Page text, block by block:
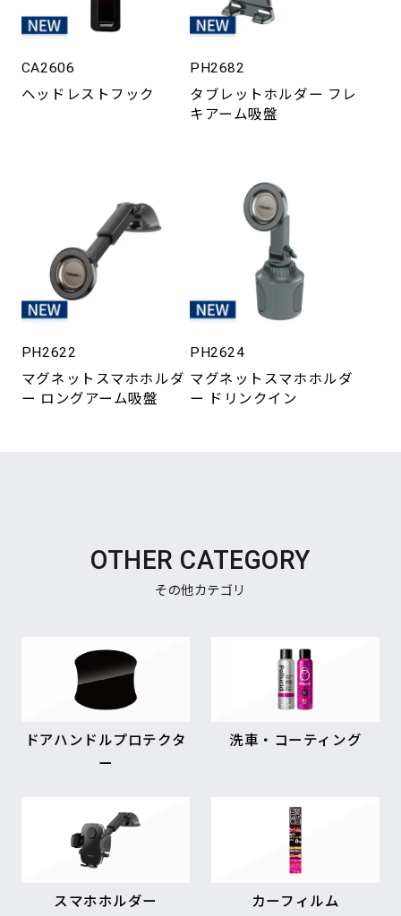
CA2606
ヘッドレストフック
PH2682
タブレットホルダー フレ
キアーム吸盤
PH2622
マグネットスマホホルダ
ー ロングアーム吸盤
PH2624
マグネットスマホホルダ
ー ドリンクイン
OTHER CATEGORY
その他カテゴリ
ドアハンドルプロテクタ
ー
洗車・コーティング
スマホホルダー カーフィルム